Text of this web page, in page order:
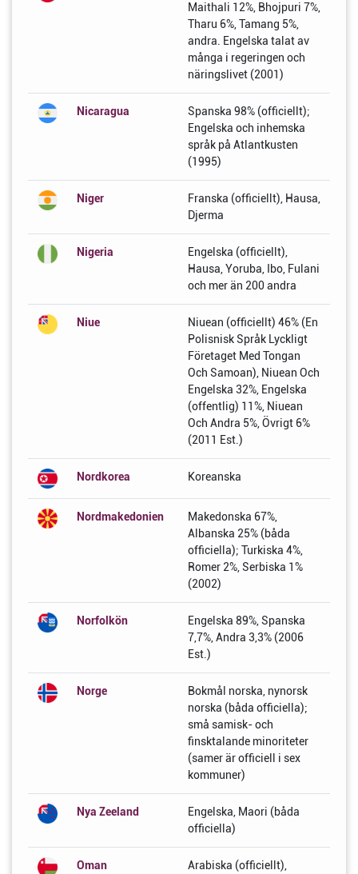
Maithali 12%, Bhojpuri 7%,
Tharu 6%, Tamang 5%,
andra. Engelska talat av
många i regeringen och
näringslivet (2001)
Nicaragua
Spanska 98% (officiellt);
Engelska och inhemska
språk på Atlantkusten
(1995)
Niger
Franska (officiellt), Hausa,
Djerma
Nigeria
Engelska (officiellt),
Hausa, Yoruba, Ibo, Fulani
och mer än 200 andra
Niue
Niuean (officiellt) 46% (En
Polisnisk Språk Lyckligt
Företaget Med Tongan
Och Samoan), Niuean Och
Engelska 32%, Engelska
(offentlig) 11%, Niuean
Och Andra 5%, Övrigt 6%
(2011 Est.)
Nordkorea Koreanska
Nordmakedonien
Makedonska 67%,
Albanska 25% (båda
officiella); Turkiska 4%,
Romer 2%, Serbiska 1%
(2002)
Norfolkön
Engelska 89%, Spanska
7,7%, Andra 3,3% (2006
Est.)
Norge
Bokmål norska, nynorsk
norska (båda officiella);
små samisk- och
finsktalande minoriteter
(samer är officiell i sex
kommuner)
Nya Zeeland
Engelska, Maori (båda
officiella)
Oman Arabiska (officiellt),